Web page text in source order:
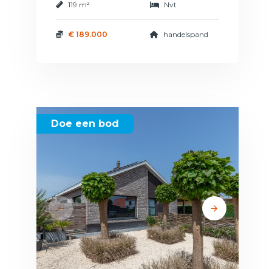
119 m² Nvt
€ 189.000 handelspand
Doe een bod